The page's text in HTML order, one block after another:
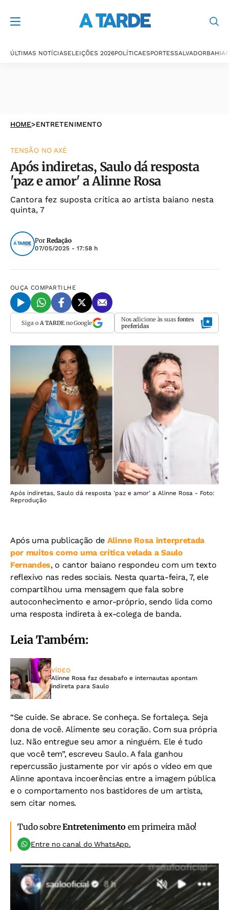
ÚLTIMAS NOTÍCIASELEIÇÕES 2026POLÍTICAESPORTESSALVADORBAHIA
HOME>ENTRETENIMENTO
TENSÃO NO AXÉ
Após indiretas, Saulo dá resposta
'paz e amor' a Alinne Rosa
Cantora fez suposta crítica ao artista baiano nesta
quinta, 7
Por Redação
07/05/2025 - 17:58 h
OUÇA COMPARTILHE
Siga o A TARDEno Google Nos adicione às suas fontes
preferidas
Após indiretas, Saulo dá resposta 'paz e amor' a Alinne Rosa - Foto:
Reprodução
Após uma publicação de Alinne Rosa interpretada
por muitos como uma crítica velada a Saulo
Fernandes, o cantor baiano respondeu com um texto
reflexivo nas redes sociais. Nesta quarta-feira, 7, ele
compartilhou uma mensagem que fala sobre
autoconhecimento e amor-próprio, sendo lida como
uma resposta indireta à ex-colega de banda.
Leia Também:
VÍDEO
Alinne Rosa faz desabafo e internautas apontam
indireta para Saulo
“Se cuide. Se abrace. Se conheça. Se fortaleça. Seja
dona de você. Alimente seu coração. Com sua própria
luz. Não entregue seu amor a ninguém. Ele é tudo
que você tem”, escreveu Saulo. A fala ganhou
repercussão justamente por vir após o vídeo em que
Alinne apontava incoerências entre a imagem pública
e o comportamento nos bastidores de um artista,
sem citar nomes.
Tudo sobreEntretenimento em primeira mão!
Entre no canal do WhatsApp.